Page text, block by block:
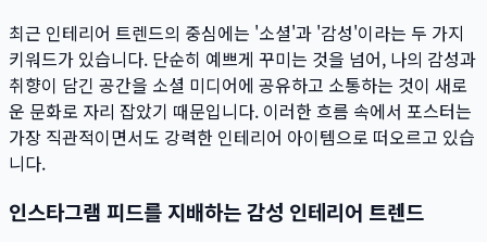
최근 인테리어 트렌드의 중심에는 '소셜'과 '감성'이라는 두 가지
키워드가 있습니다. 단순히 예쁘게 꾸미는 것을 넘어, 나의 감성과
취향이 담긴 공간을 소셜 미디어에 공유하고 소통하는 것이 새로
운 문화로 자리 잡았기 때문입니다. 이러한 흐름 속에서 포스터는
가장 직관적이면서도 강력한 인테리어 아이템으로 떠오르고 있습
니다.
인스타그램 피드를 지배하는 감성 인테리어 트렌드